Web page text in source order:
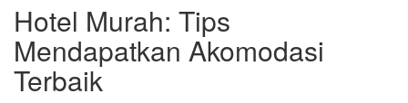
Hotel Murah: Tips
Mendapatkan Akomodasi
Terbaik